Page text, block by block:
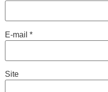
E-mail *
Site